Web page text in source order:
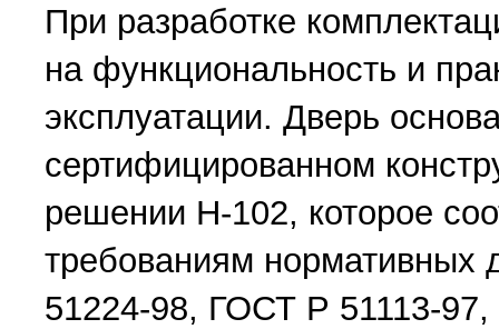
При разработке
на функциональность и
эксплуатации. Дверь
сертифицированном
решении Н-102, которое
требованиям нормативных
51224-98, ГОСТ Р 51113-